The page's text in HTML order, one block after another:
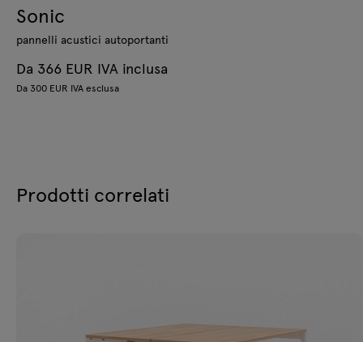
Sonic
pannelli acustici autoportanti
Da 366 EUR IVA inclusa
Da 300 EUR IVA esclusa
Prodotti correlati